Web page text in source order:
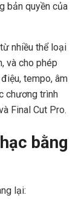
bản quyền của
nhiều thể loại
và cho phép
tempo, âm
chương trình
Final Cut Pro.
bằng
lại: